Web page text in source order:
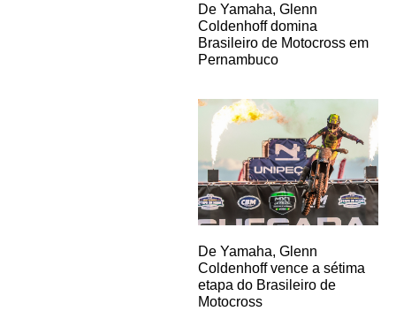
De Yamaha, Glenn
Coldenhoff domina
Brasileiro de Motocross em
Pernambuco
De Yamaha, Glenn
Coldenhoff vence a sétima
etapa do Brasileiro de
Motocross